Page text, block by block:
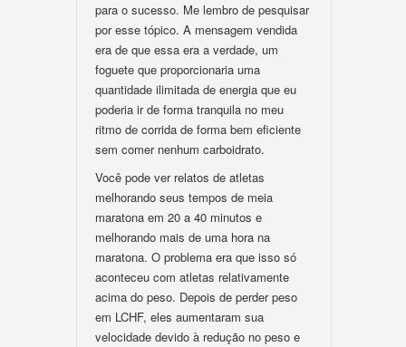
para o sucesso. Me lembro de pesquisar
por esse tópico. A mensagem vendida
era de que essa era a verdade, um
foguete que proporcionaria uma
quantidade ilimitada de energia que eu
poderia ir de forma tranquila no meu
ritmo de corrida de forma bem eficiente
sem comer nenhum carboidrato.
Você pode ver relatos de atletas
melhorando seus tempos de meia
maratona em 20 a 40 minutos e
melhorando mais de uma hora na
maratona. O problema era que isso só
aconteceu com atletas relativamente
acima do peso. Depois de perder peso
em LCHF, eles aumentaram sua
velocidade devido à redução no peso e